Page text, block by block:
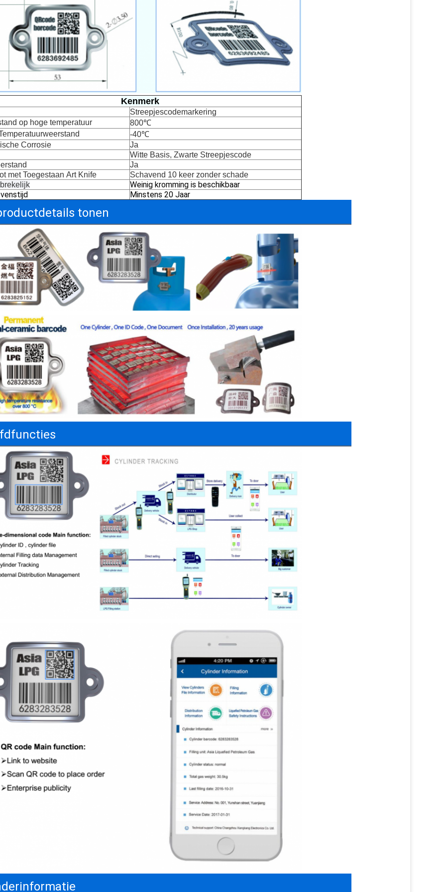
Kenmerk
Streepjescodemarkering
op hoge temperatuur
800℃
-40℃
Corrosie
Ja
Witte Basis, Zwarte Streepjescode
Ja
met Toegestaan Art Knife
Schavend 10 keer zonder schade
Weinig kromming is beschikbaar
Minstens 20 Jaar
tonen